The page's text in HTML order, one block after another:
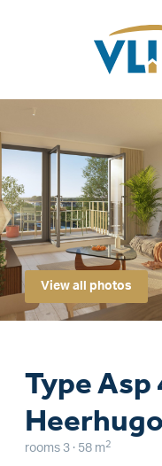
View all photos
Type Asp
rooms 3 · 58 m 2